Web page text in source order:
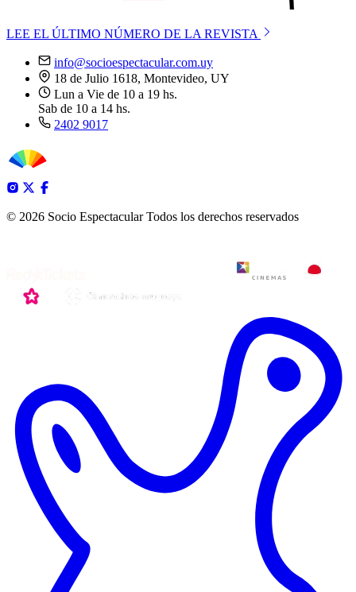
LEE EL ÚLTIMO NÚMERO DE LA REVISTA
info@socioespectacular.com.uy
18 de Julio 1618, Montevideo, UY
Lun a Vie de 10 a 19 hs.
Sab de 10 a 14 hs.
2402 9017
© 2026 Socio Espectacular Todos los derechos reservados